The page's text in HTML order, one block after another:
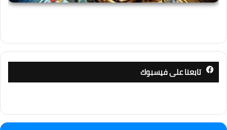
تابعنا على فيسبوك